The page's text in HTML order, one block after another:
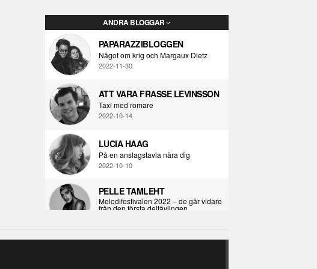
ANDRA BLOGGAR
PAPARAZZIBLOGGEN
Något om krig och Margaux Dietz
2022-11-30
ATT VARA FRASSE LEVINSSON
Taxi med romare
2022-10-14
LUCIA HAAG
På en anslagstavla nära dig
2022-10-10
PELLE TAMLEHT
Melodifestivalen 2022 – de går vidare
från den första deltävlingen
I KORPENS SKUGGA